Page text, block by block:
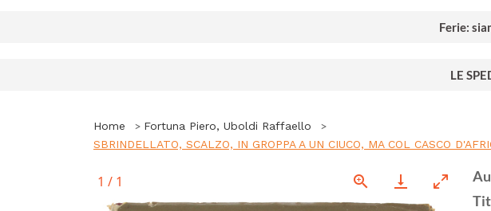
Ferie:
LE
Home
Fortuna Piero, Uboldi Raffaello
SBRINDELLATO, SCALZO, IN GROPPA A UN CIUCO, MA COL CASCO
1 / 1